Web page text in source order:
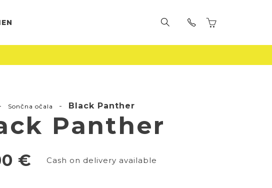
Sončna očala - Black Panther
Panther
€ Cash on delivery available